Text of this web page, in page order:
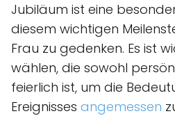
Jubiläum ist eine
diesem wichtigen
Frau zu gedenken. Es ist
wählen, die sowohl
feierlich ist, um die
Ereignisses angemessen